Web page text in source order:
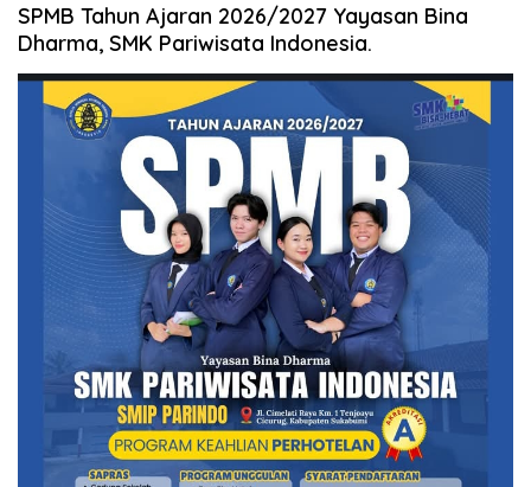
SPMB Tahun Ajaran 2026/2027 Yayasan Bina
Dharma, SMK Pariwisata Indonesia.